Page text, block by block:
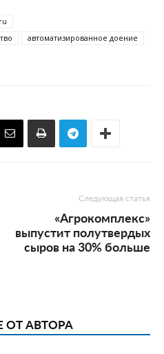
автоматизированное доение
Следующая статья
«Агрокомплекс»
выпустит полутвердых
сыров на 30% больше
ОТ АВТОРА